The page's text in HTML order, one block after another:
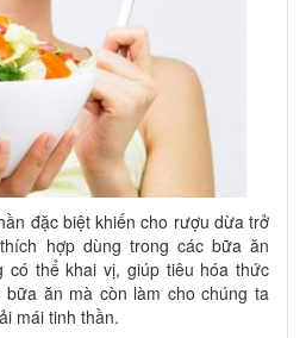
đặc biệt khiến cho rượu dừa trở
hợp dùng trong các bữa ăn
có thể khai vị, giúp tiêu hóa thức
ăn mà còn làm cho chúng ta
mái tinh thần.